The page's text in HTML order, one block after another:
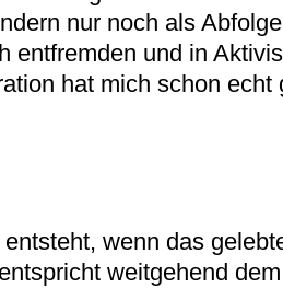
nur noch als
entfremden und in
hat mich schon
wenn das
weitgehend